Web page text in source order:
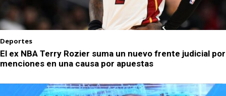
Deportes
El ex NBA Terry Rozier suma un nuevo frente judicial por
menciones en una causa por apuestas